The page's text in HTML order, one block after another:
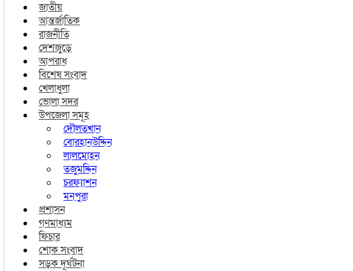
জাতীয়
আন্তর্জাতিক
রাজনীতি
দেশজুড়ে
আপরাধ
বিশেষ সংবাদ
খেলাধুলা
ভোলা সদর
উপজেলা সমূহ
দৌলতখান
বোরহানউদ্দিন
লালমোহন
তজুমদ্দিন
চরফ্যাশন
মনপুরা
প্রশাসন
গণমাধ্যম
ফিচার
শোক সংবাদ
সড়ক দূর্ঘটনা